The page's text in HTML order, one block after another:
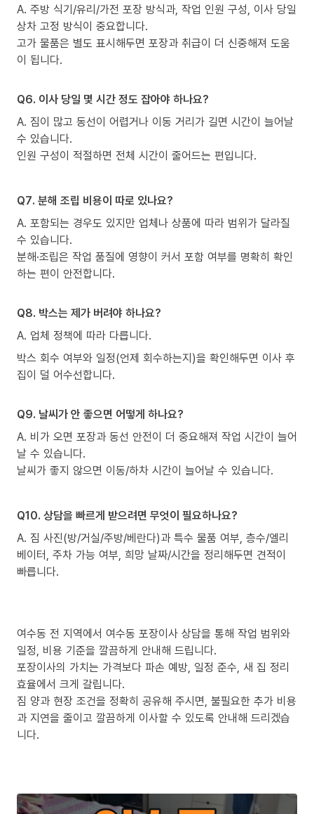
A. 주방 식기/유리/가전 포장 방식과, 작업 인원 구성, 이사 당일
상차 고정 방식이 중요합니다.
고가 물품은 별도 표시해두면 포장과 취급이 더 신중해져 도움
이 됩니다.
Q6. 이사 당일 몇 시간 정도 잡아야 하나요?
A. 짐이 많고 동선이 어렵거나 이동 거리가 길면 시간이 늘어날
수 있습니다.
인원 구성이 적절하면 전체 시간이 줄어드는 편입니다.
Q7. 분해 조립 비용이 따로 있나요?
A. 포함되는 경우도 있지만 업체나 상품에 따라 범위가 달라질
수 있습니다.
분해·조립은 작업 품질에 영향이 커서 포함 여부를 명확히 확인
하는 편이 안전합니다.
Q8. 박스는 제가 버려야 하나요?
A. 업체 정책에 따라 다릅니다.
박스 회수 여부와 일정(언제 회수하는지)을 확인해두면 이사 후
집이 덜 어수선합니다.
Q9. 날씨가 안 좋으면 어떻게 하나요?
A. 비가 오면 포장과 동선 안전이 더 중요해져 작업 시간이 늘어
날 수 있습니다.
날씨가 좋지 않으면 이동/하차 시간이 늘어날 수 있습니다.
Q10. 상담을 빠르게 받으려면 무엇이 필요하나요?
A. 짐 사진(방/거실/주방/베란다)과 특수 물품 여부, 층수/엘리
베이터, 주차 가능 여부, 희망 날짜/시간을 정리해두면 견적이
빠릅니다.
여수동 전 지역에서 여수동 포장이사 상담을 통해 작업 범위와
일정, 비용 기준을 깔끔하게 안내해 드립니다.
포장이사의 가치는 가격보다 파손 예방, 일정 준수, 새 집 정리
효율에서 크게 갈립니다.
짐 양과 현장 조건을 정확히 공유해 주시면, 불필요한 추가 비용
과 지연을 줄이고 깔끔하게 이사할 수 있도록 안내해 드리겠습
니다.